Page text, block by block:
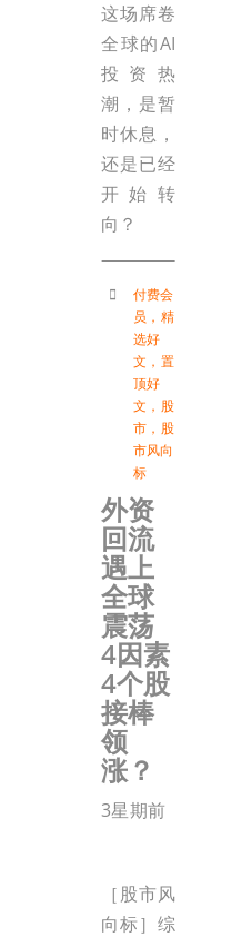
这场席卷
全球的AI
投资热
潮，是暂
时休息，
还是已经
开始转
向？
付费会
员 ， 精
选好
文 ， 置
顶好
文 ， 股
市 ， 股
市风向
标
外资
回流
遇上
全球
震荡
4因素
4个股
接棒
领
涨？
3星期前
［股市风
向标］综